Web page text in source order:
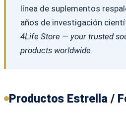
línea de suplementos
años de investigación
4Life Store — your trusted
products worldwide.
Productos Estrella /